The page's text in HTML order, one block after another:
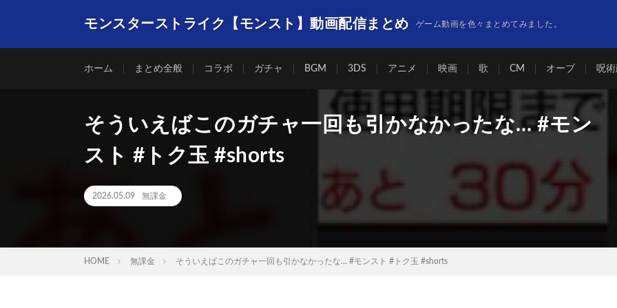
モンスターストライク【モンスト】動画配信まとめ ゲーム動画を色々まとめてみました。
ホーム まとめ全般 コラボ ガチャ BGM 3DS アニメ 映画 歌 CM オーブ 呪
そういえばこのガチャ一回も引かなかったな… #モン
スト #トク玉 #shorts
2026.05.09 無課金
HOME 無課金 そういえばこのガチャ一回も引かなかったな… #モンスト #トク玉 #shorts